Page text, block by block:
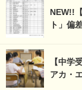
NEW!!
ト」偏
【中学
アカ・